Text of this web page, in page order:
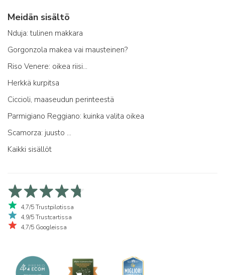
Meidän sisältö
Nduja: tulinen makkara
Gorgonzola makea vai mausteinen?
Riso Venere: oikea riisi...
Herkkä kurpitsa
Ciccioli, maaseudun perinteestä
Parmigiano Reggiano: kuinka valita oikea
Scamorza: juusto ...
Kaikki sisällöt
4,7/5 Trustpilotissa
4,9/5 Trustcartissa
4,7/5 Googleissa